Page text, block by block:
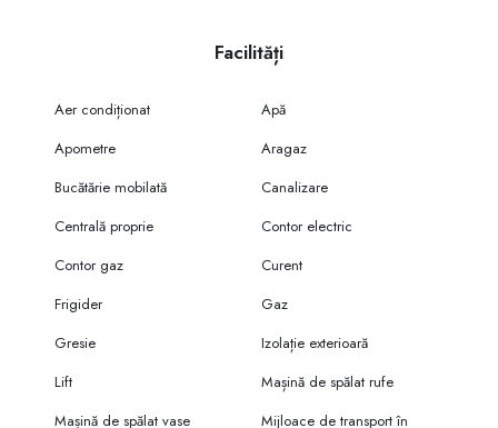
Facilități
Aer condiționat
Apă
Apometre
Aragaz
Bucătărie mobilată
Canalizare
Centrală proprie
Contor electric
Contor gaz
Curent
Frigider
Gaz
Gresie
Izolație exterioară
Lift
Mașină de spălat rufe
Mașină de spălat vase
Mijloace de transport în